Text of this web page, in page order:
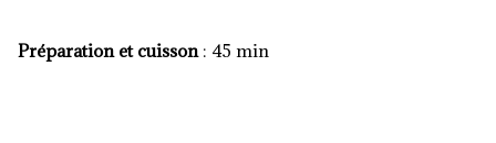
Préparation et cuisson: 45 min